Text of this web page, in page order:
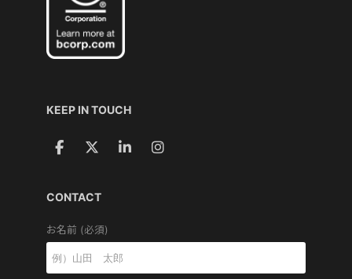
KEEP IN TOUCH
CONTACT
お名前 (必須)